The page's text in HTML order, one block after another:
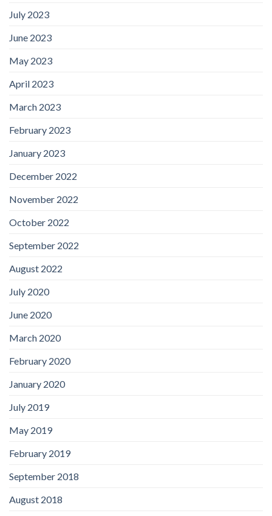
July 2023
June 2023
May 2023
April 2023
March 2023
February 2023
January 2023
December 2022
November 2022
October 2022
September 2022
August 2022
July 2020
June 2020
March 2020
February 2020
January 2020
July 2019
May 2019
February 2019
September 2018
August 2018